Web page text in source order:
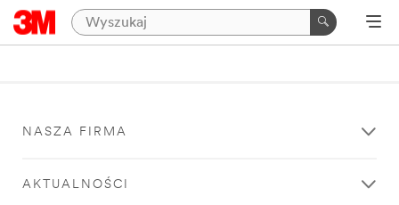
NASZA FIRMA
AKTUALNOŚCI